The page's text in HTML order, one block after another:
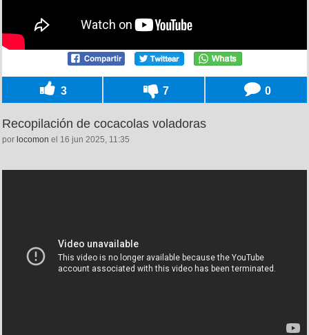
3 7 0
Recopilación de cocacolas voladoras
por locomon el 16 jun 2025, 11:35